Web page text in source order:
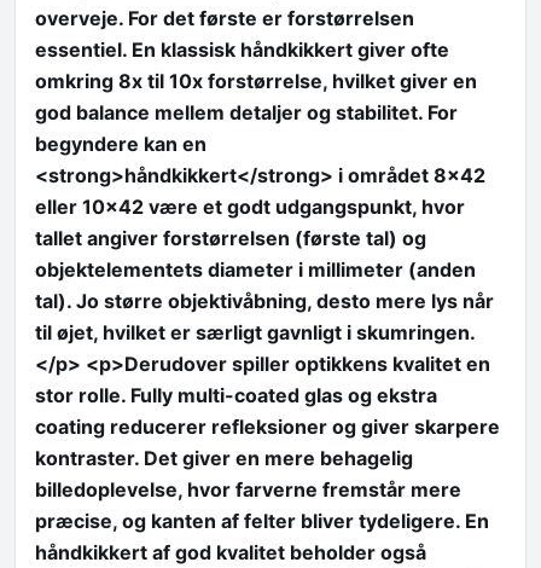
overveje. For det første er forstørrelsen
essentiel. En klassisk håndkikkert giver ofte
omkring 8x til 10x forstørrelse, hvilket giver en
god balance mellem detaljer og stabilitet. For
begyndere kan en
<strong>håndkikkert</strong> i området 8×42
eller 10×42 være et godt udgangspunkt, hvor
tallet angiver forstørrelsen (første tal) og
objektelementets diameter i millimeter (anden
tal). Jo større objektivåbning, desto mere lys når
til øjet, hvilket er særligt gavnligt i skumringen.
</p> <p>Derudover spiller optikkens kvalitet en
stor rolle. Fully multi-coated glas og ekstra
coating reducerer refleksioner og giver skarpere
kontraster. Det giver en mere behagelig
billedoplevelse, hvor farverne fremstår mere
præcise, og kanten af felter bliver tydeligere. En
håndkikkert af god kvalitet beholder også